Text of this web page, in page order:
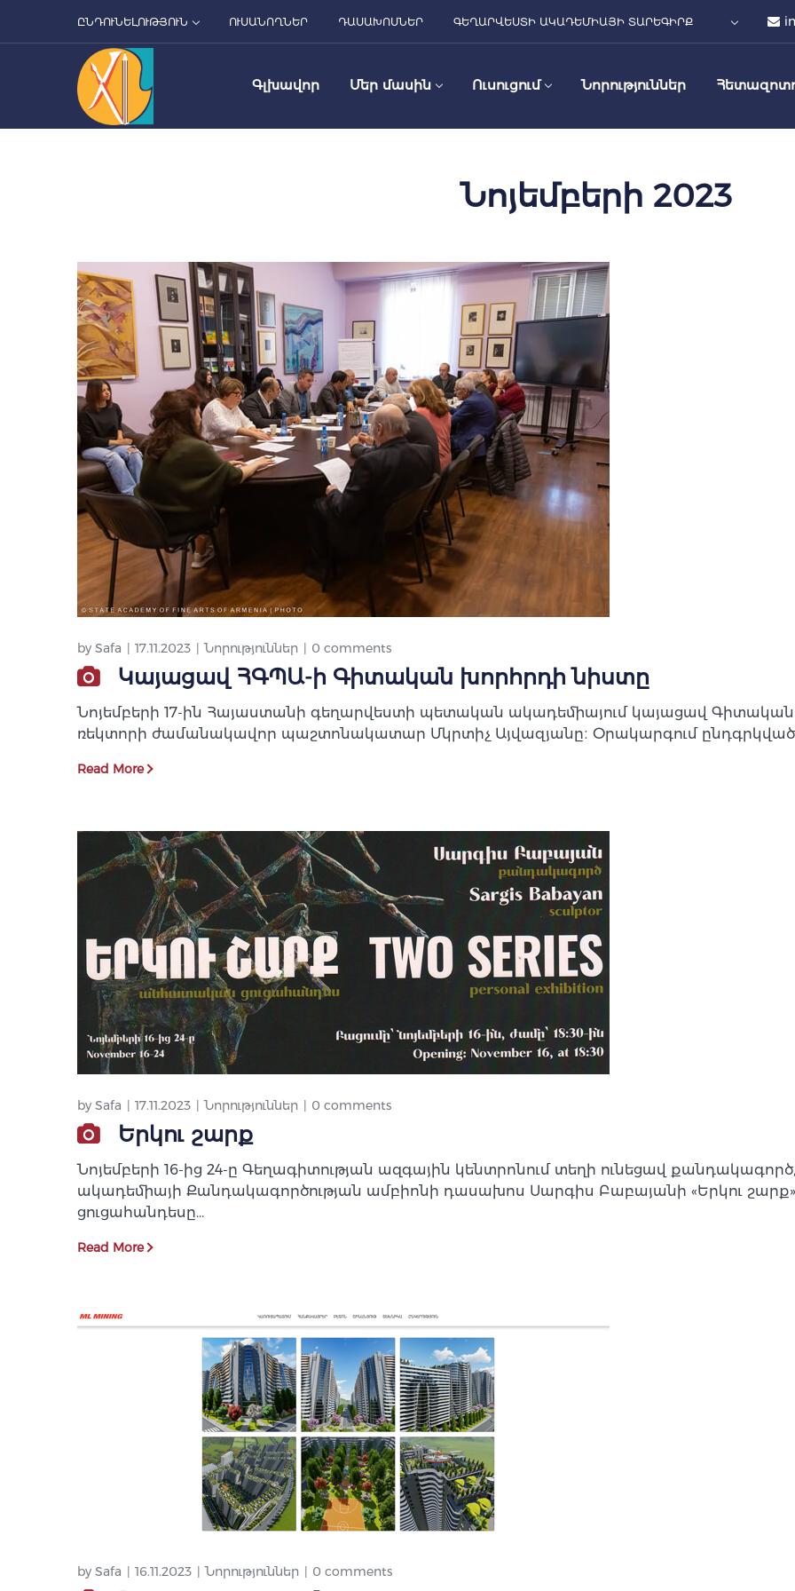
ԸՆԴՈՒՆԵԼՈՒԹՅՈՒՆ ՈՒՍԱՆՈՂՆԵՐ ԴԱՍԱԽՈՍՆԵՐ ԳԵՂԱՐՎԵՍՏԻ ԱԿԱԴԵՄԻԱՅԻ ՏԱՐԵԳԻՐՔ
Գլխավոր Մեր մասին Ուսուցում Նորություններ
Նոյեմբերի 2023
by Safa 17.11.2023 Նորություններ 0 comments
Կայացավ ՀԳՊԱ-ի Գիտական խորհրդի նիստը
Նոյեմբերի 17-ին Հայաստանի գեղարվեստի պետական ակադեմիայում կայացավ
ռեկտորի ժամանակավոր պաշտոնակատար Մկրտիչ Այվազյանը։ Օրակարգում ընդգրկված
Read More
by Safa 17.11.2023 Նորություններ 0 comments
Երկու շարք
Նոյեմբերի 16-ից 24-ը Գեղագիտության ազգային կենտրոնում տեղի ունեցավ
ակադեմիայի Քանդակագործության ամբիոնի դասախոս Սարգիս Բաբայանի «Երկու
ցուցահանդեսը…
Read More
by Safa 16.11.2023 Նորություններ 0 comments